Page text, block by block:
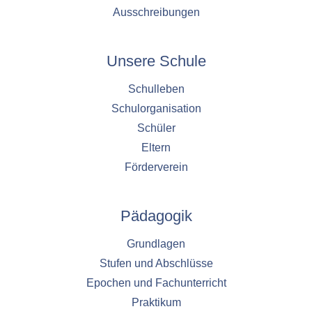
Ausschreibungen
Unsere Schule
Schulleben
Schulorganisation
Schüler
Eltern
Förderverein
Pädagogik
Grundlagen
Stufen und Abschlüsse
Epochen und Fachunterricht
Praktikum